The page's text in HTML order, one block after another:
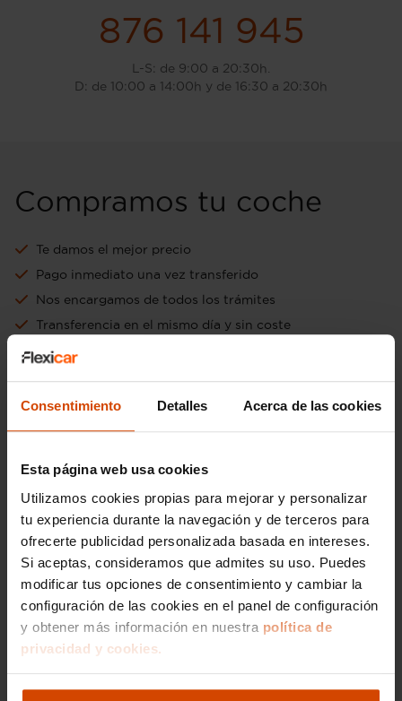
Consentimiento Detalles Acerca de las cookies
Esta página web usa cookies
Utilizamos cookies propias para mejorar y personalizar
tu experiencia durante la navegación y de terceros para
ofrecerte publicidad personalizada basada en intereses.
Si aceptas, consideramos que admites su uso. Puedes
modificar tus opciones de consentimiento y cambiar la
configuración de las cookies en el panel de configuración
y obtener más información en nuestra política de
privacidad y cookies.
876 141 945
L-S: de 9:00 a 20:30h.
D: de 10:00 a 14:00h y de 16:30 a 20:30h
Compramos tu coche
Te damos el mejor precio
Pago inmediato una vez transferido
Nos encargamos de todos los trámites
Transferencia en el mismo día y sin coste
Aceptamos tu vehículo como forma de pago
Ir a tasación online gratuita
Si lo prefieres,
gestionamos la venta de
tu vehículo
Nos encargamos de todos los trámites
Reportaje fotográfico
Publicación en los principales portales